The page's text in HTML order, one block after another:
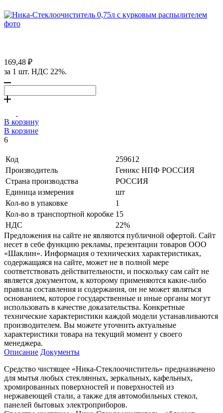
169,48 ₽
за 1 шт. НДС 22%.
В корзину
В корзине
6
Код
259612
Производитель
Геникс НПФ РОССИЯ
Страна производства
РОССИЯ
Единица измерения
шт
Кол-во в упаковке
1
Кол-во в транспортной коробке 15
НДС
22%
Предложения на сайте не являются публичной офертой. Сайт
несет в себе функцию рекламы, презентации товаров ООО
«Шаклин». Информация о технических характеристиках,
содержащаяся на сайте, может не в полной мере
соответствовать действительности, и поскольку сам сайт не
является документом, к которому применяются какие-либо
правила составления и содержания, он не может являться
основанием, которое государственные и иные органы могут
использовать в качестве доказательства. Конкретные
технические характеристики каждой модели устанавливаются
производителем. Вы можете уточнить актуальные
характеристики товара на текущий момент у своего
менеджера.
Описание Документы
Средство чистящее «Ника-Стеклоочиститель» предназначено
для мытья любых стеклянных, зеркальных, кафельных,
хромированных поверхностей и поверхностей из
нержавеющей стали, а также для автомобильных стекол,
панелей бытовых электроприборов.